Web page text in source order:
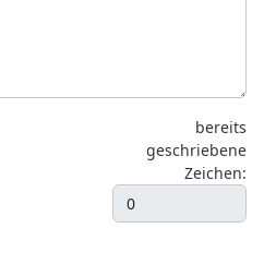
bereits
geschriebene
Zeichen: